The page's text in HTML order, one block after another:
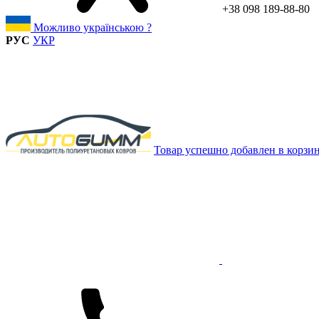
+38 098 189-88-80
Можливо українською ?
РУС УКР
Товар успешно добавлен в